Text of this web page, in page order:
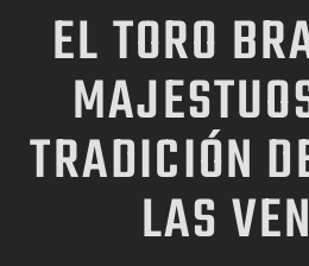
EL TORO
TRADICIÓN
LAS